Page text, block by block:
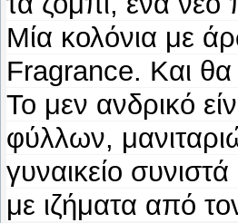
Μία κολόνια με
Fragrance. Και
Το μεν ανδρικό
φύλλων,
γυναικείο
με ιζήματα από